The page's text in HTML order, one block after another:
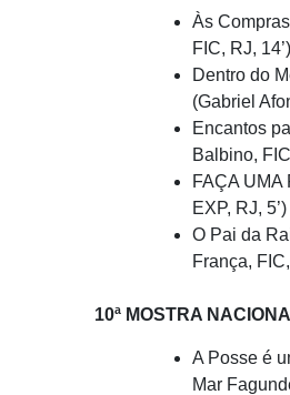
Às
FIC, RJ, 14’)
Dentro do
(Gabriel
Encantos
Balbino,
FAÇA UMA
EXP, RJ, 5’)
O Pai da
França,
10ª MOSTRA
A Posse é
Mar